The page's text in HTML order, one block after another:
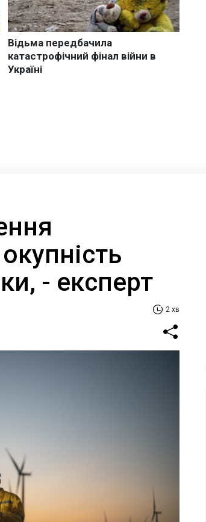
- експерт
2 хв